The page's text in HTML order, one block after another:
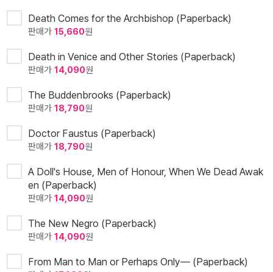
Death Comes for the Archbishop (Paperback)
판매가 15,660원
Death in Venice and Other Stories (Paperback)
판매가 14,090원
The Buddenbrooks (Paperback)
판매가 18,790원
Doctor Faustus (Paperback)
판매가 18,790원
A Doll's House, Men of Honour, When We Dead Awak
en (Paperback)
판매가 14,090원
The New Negro (Paperback)
판매가 14,090원
From Man to Man or Perhaps Only— (Paperback)